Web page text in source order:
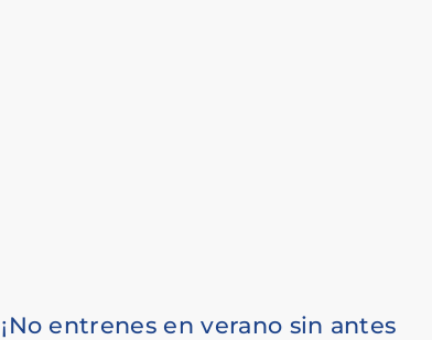
¡No entrenes en verano sin antes